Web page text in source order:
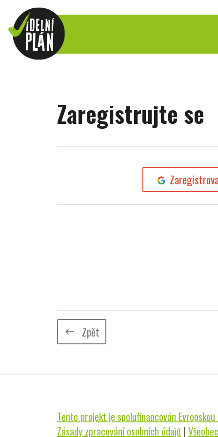
Zaregistrujte se
keyboard_backspace Zpět
Tento projekt je spolufinancován Evropskou
Zásady zpracování osobních údajů |